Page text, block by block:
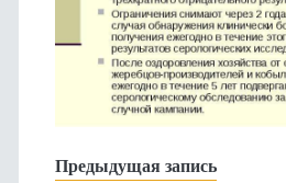
Предыдущая запись